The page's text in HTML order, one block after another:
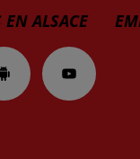
EN ALSACE